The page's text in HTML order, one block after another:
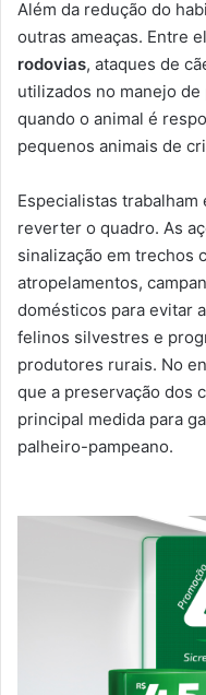
Além da redução do
outras ameaças. Entre
rodovias, ataques de
utilizados no manejo de
quando o animal é
pequenos animais de
Especialistas
reverter o quadro. As
sinalização em trechos
atropelamentos,
domésticos para evitar
felinos silvestres e
produtores rurais. No
que a preservação dos
principal medida para
palheiro-pampeano.